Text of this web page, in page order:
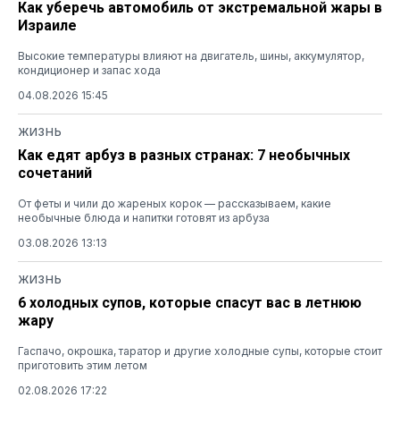
Как уберечь автомобиль от экстремальной жары в
Израиле
Высокие температуры влияют на двигатель, шины, аккумулятор,
кондиционер и запас хода
04.08.2026 15:45
ЖИЗНЬ
Как едят арбуз в разных странах: 7 необычных
сочетаний
От феты и чили до жареных корок — рассказываем, какие
необычные блюда и напитки готовят из арбуза
03.08.2026 13:13
ЖИЗНЬ
6 холодных супов, которые спасут вас в летнюю
жару
Гаспачо, окрошка, таратор и другие холодные супы, которые стоит
приготовить этим летом
02.08.2026 17:22